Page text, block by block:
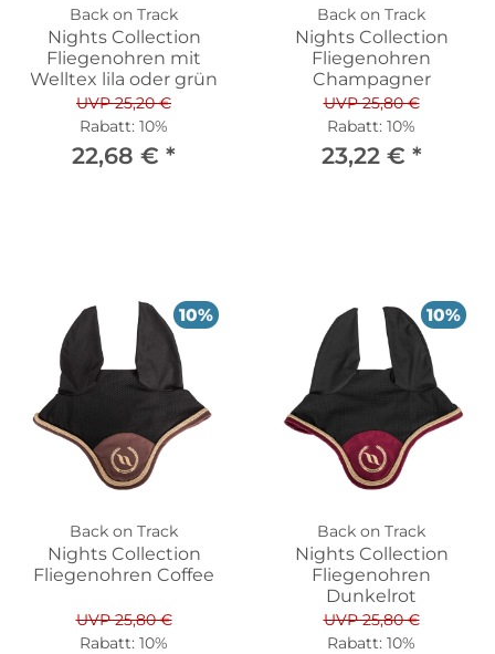
Back on Track
Nights Collection
Fliegenohren mit
Welltex lila oder grün
UVP 25,20 €
Rabatt: 10%
22,68 € *
Back on Track
Nights Collection
Fliegenohren
Champagner
UVP 25,80 €
Rabatt: 10%
23,22 € *
10%
Back on Track
Nights Collection
Fliegenohren Coffee
UVP 25,80 €
Rabatt: 10%
10%
Back on Track
Nights Collection
Fliegenohren
Dunkelrot
UVP 25,80 €
Rabatt: 10%